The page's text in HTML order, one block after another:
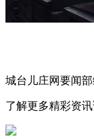
城台儿庄网要闻部
了解更多精彩资